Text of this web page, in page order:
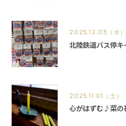
2025.12.03 （水）
北陸鉄道バス停キ
2025.11.01 （土）
心がはずむ♪菜の